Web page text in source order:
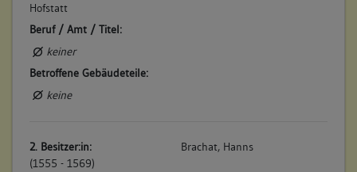
Hofstatt
Beruf / Amt / Titel:
keiner
Betroffene Gebäudeteile:
keine
2. Besitzer:in:
(1555 - 1569)
Brachat, Hanns